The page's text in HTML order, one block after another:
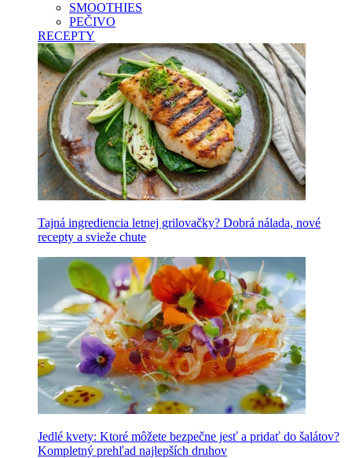
SMOOTHIES
PEČIVO
RECEPTY
Tajná ingrediencia letnej grilovačky? Dobrá nálada, nové
recepty a svieže chute
Jedlé kvety: Ktoré môžete bezpečne jesť a pridať do šalátov?
Kompletný prehľad najlepších druhov